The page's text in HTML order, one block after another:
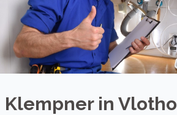
Klempner in Vlotho